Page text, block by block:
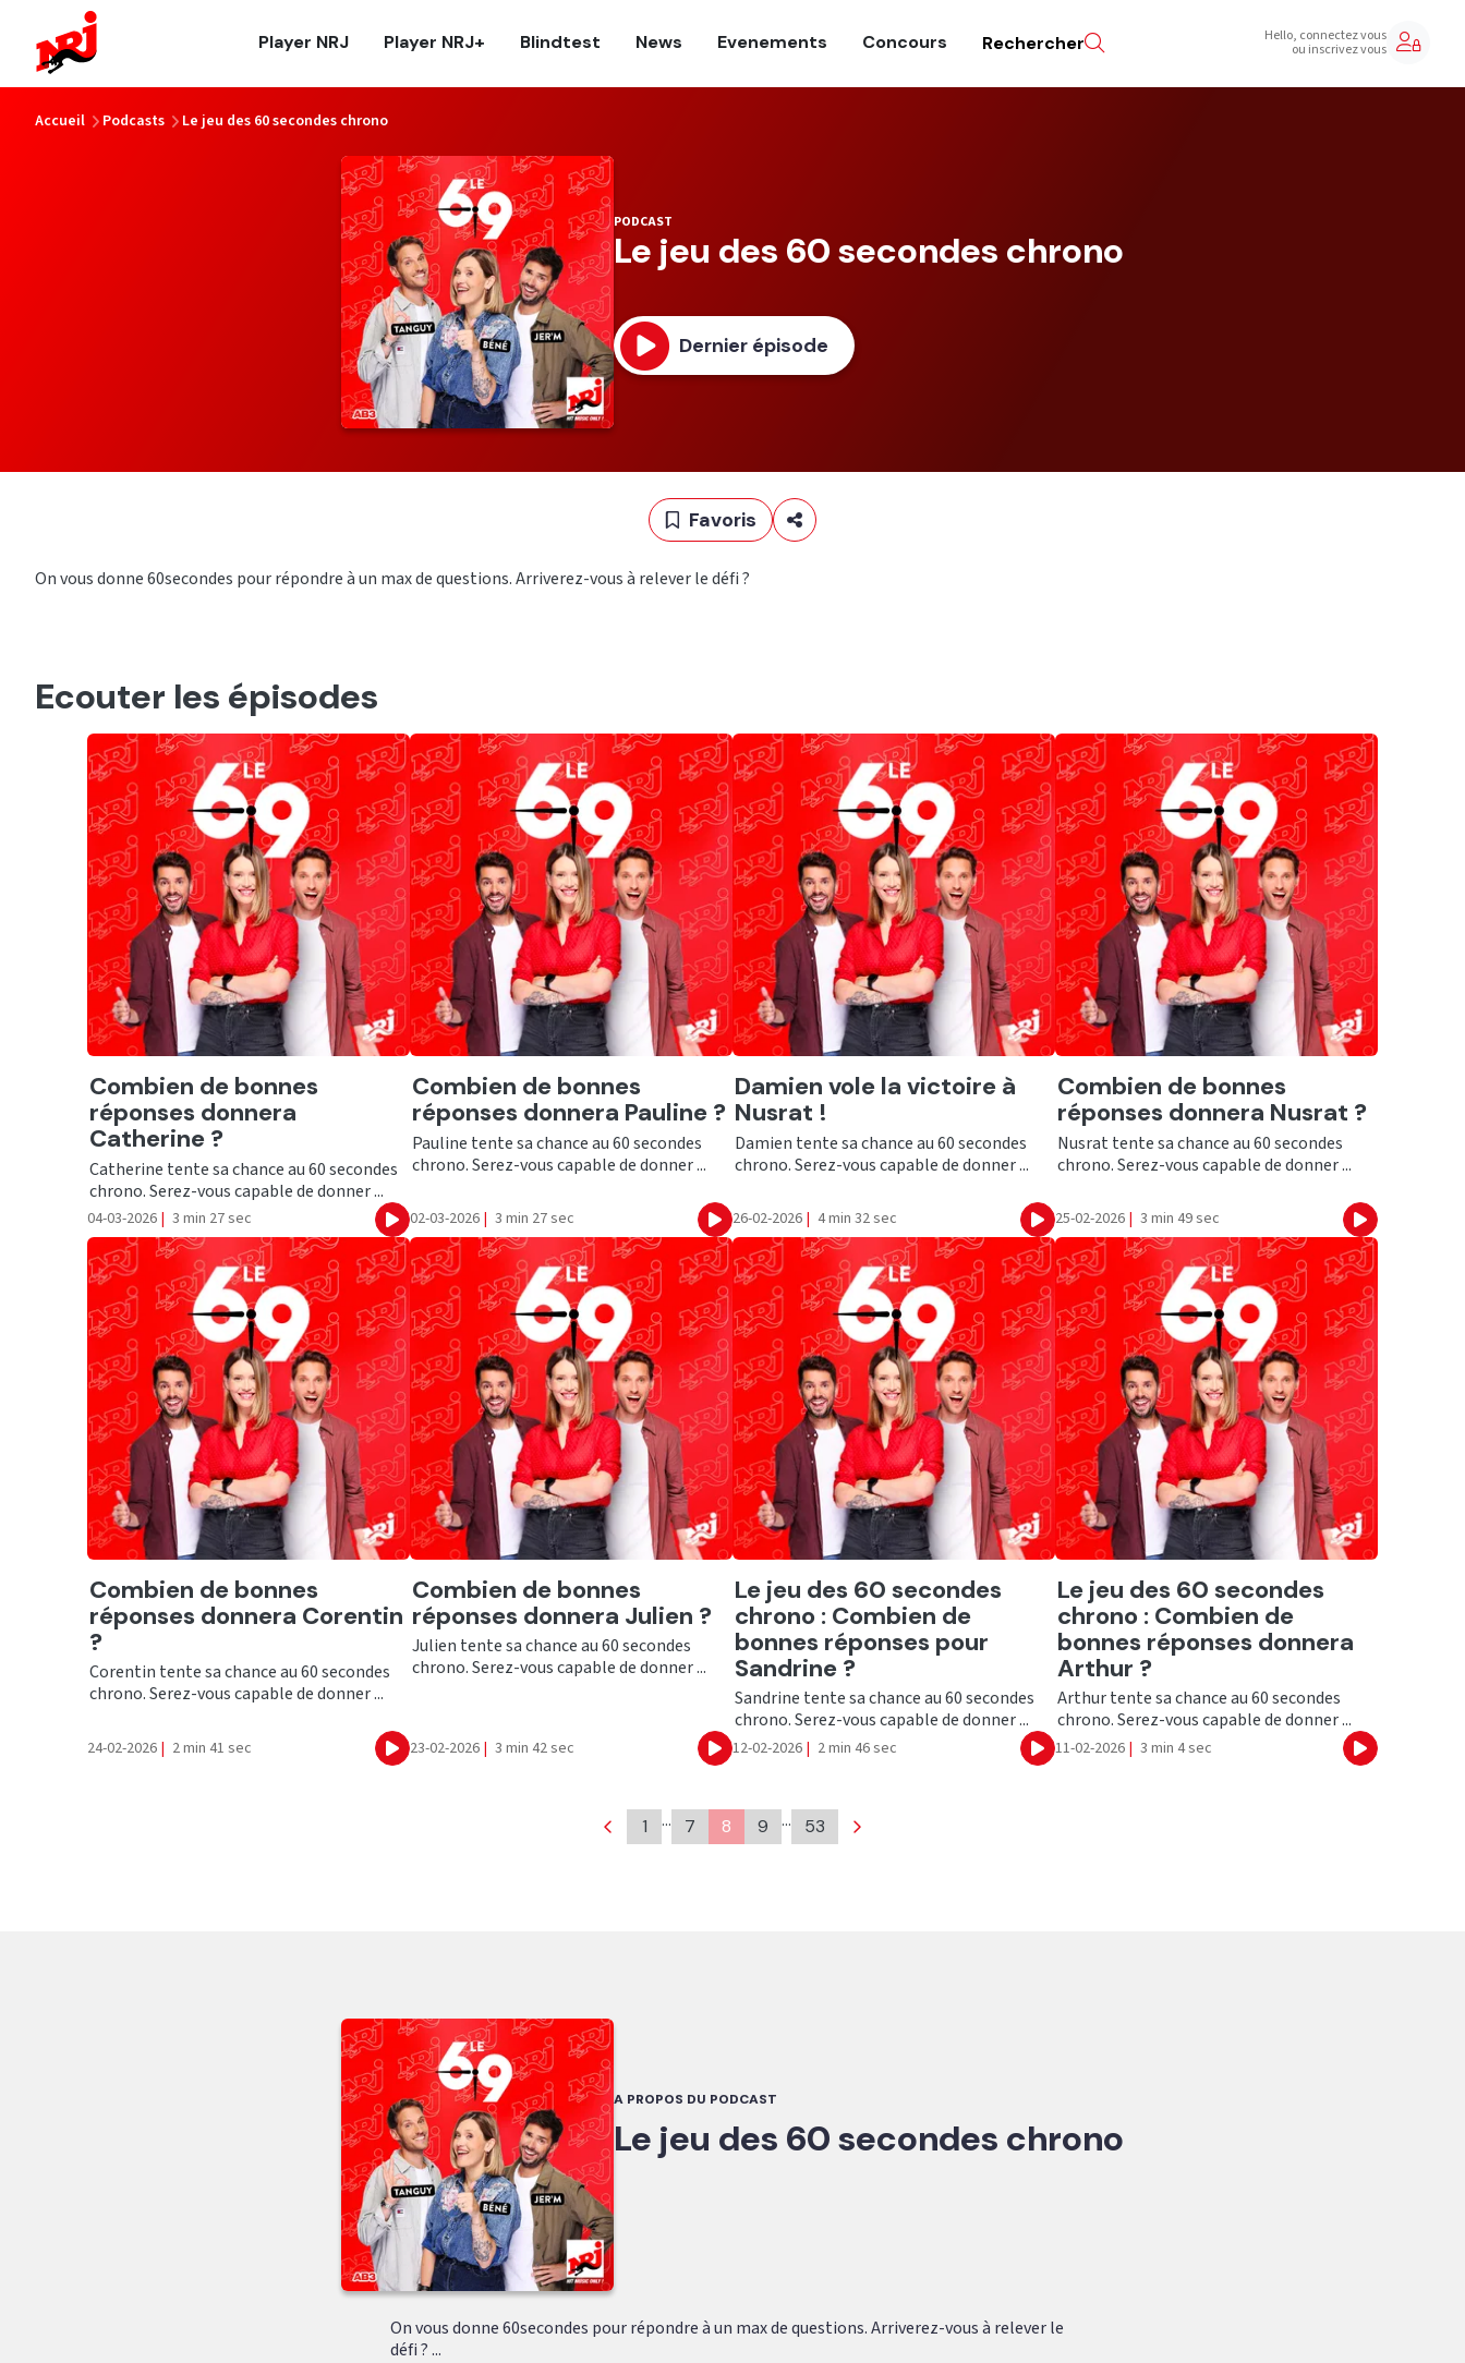
Player NRJ Player NRJ+ Blindtest News Evenements Concours Rechercher Hello, connectez vous
ou inscrivez vous
Accueil Podcasts Le jeu des 60 secondes chrono
PODCAST
Le jeu des 60 secondes chrono
Dernier épisode
Favoris
On vous donne 60secondes pour répondre à un max de questions. Arriverez-vous à relever le défi ?
Ecouter les épisodes
Ecouter
Combien de bonnes
réponses donnera
Catherine ?
Catherine tente sa chance au 60 secondes
chrono. Serez-vous capable de donner ...
04-03-2026 | 3 min 27 sec Ecouter
Ecouter
Combien de bonnes
réponses donnera Pauline ?
Pauline tente sa chance au 60 secondes
chrono. Serez-vous capable de donner ...
02-03-2026 | 3 min 27 sec Ecouter
Ecouter
Damien vole la victoire à
Nusrat !
Damien tente sa chance au 60 secondes
chrono. Serez-vous capable de donner ...
26-02-2026 | 4 min 32 sec Ecouter
Ecouter
Combien de bonnes
réponses donnera Nusrat ?
Nusrat tente sa chance au 60 secondes
chrono. Serez-vous capable de donner ...
25-02-2026 | 3 min 49 sec Ecouter
Ecouter
Combien de bonnes
réponses donnera Corentin
?
Corentin tente sa chance au 60 secondes
chrono. Serez-vous capable de donner ...
24-02-2026 | 2 min 41 sec Ecouter
Ecouter
Combien de bonnes
réponses donnera Julien ?
Julien tente sa chance au 60 secondes
chrono. Serez-vous capable de donner ...
23-02-2026 | 3 min 42 sec Ecouter
Ecouter
Le jeu des 60 secondes
chrono : Combien de
bonnes réponses pour
Sandrine ?
Sandrine tente sa chance au 60 secondes
chrono. Serez-vous capable de donner ...
12-02-2026 | 2 min 46 sec Ecouter
Ecouter
Le jeu des 60 secondes
chrono : Combien de
bonnes réponses donnera
Arthur ?
Arthur tente sa chance au 60 secondes
chrono. Serez-vous capable de donner ...
11-02-2026 | 3 min 4 sec Ecouter
1 … 7 8 9 … 53
A PROPOS DU PODCAST
Le jeu des 60 secondes chrono
On vous donne 60secondes pour répondre à un max de questions. Arriverez-vous à relever le
défi ? ...